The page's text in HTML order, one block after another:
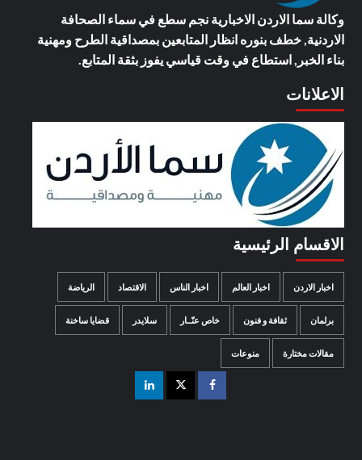
وكالة سما الاردن الاخباريةنجم سطع في سماء الصحافة
الاردنية, خطف بنوره انظار المتابعين بمصداقية الطرح ومهنية
بناء الخبر, استطاع في وقت قياسي يفوز بثقة المتابع.
الاعلانات
الاقسام الرئيسية
اخبار الاردن اخبار العالم اخبار الناس الاقتصاد الرياضة
برلمان ثقافة و فنون خاص عنّــار سلايدر قضايا ساخنة
مقالات مختارة منوعات